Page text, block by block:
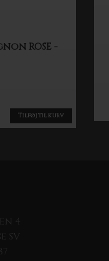
ROSE -
Tilføj til kurv
4
SV